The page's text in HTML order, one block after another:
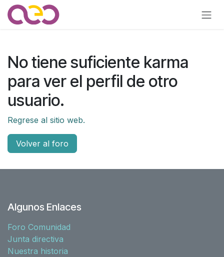
Ir al contenido
No tiene suficiente karma
para ver el perfil de otro
usuario.
Regrese al sitio web.
Volver al foro
Algunos Enlaces
Foro Comunidad
Junta directiva
Nuestra historia